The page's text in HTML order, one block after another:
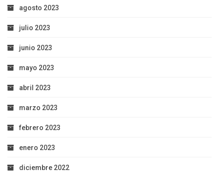
agosto 2023
julio 2023
junio 2023
mayo 2023
abril 2023
marzo 2023
febrero 2023
enero 2023
diciembre 2022